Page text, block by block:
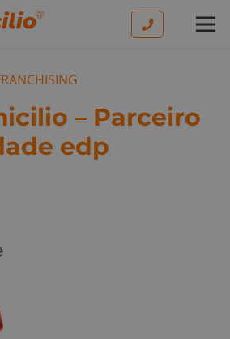
– Parceiro
edp